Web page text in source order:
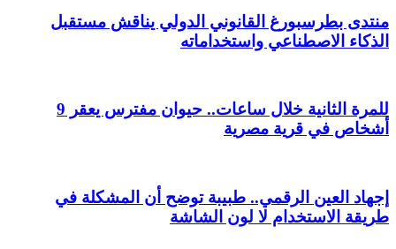
منتدى بطرسبورغ القانوني الدولي يناقش مستقبل
الذكاء الاصطناعي واستخداماته
للمرة الثانية خلال ساعات.. حيوان مفترس يعقر 9
أشخاص في قرية مصرية
إجهاد العين الرقمي.. طبيبة توضح أن المشكلة في
طريقة الاستخدام لا لون الشاشة